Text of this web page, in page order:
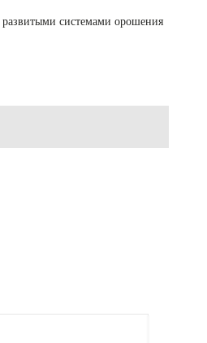
развитыми системами орошения